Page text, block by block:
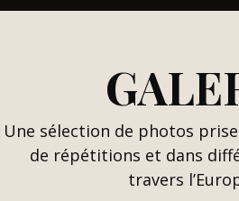
Une sélection de photos
de répétitions et dans
travers